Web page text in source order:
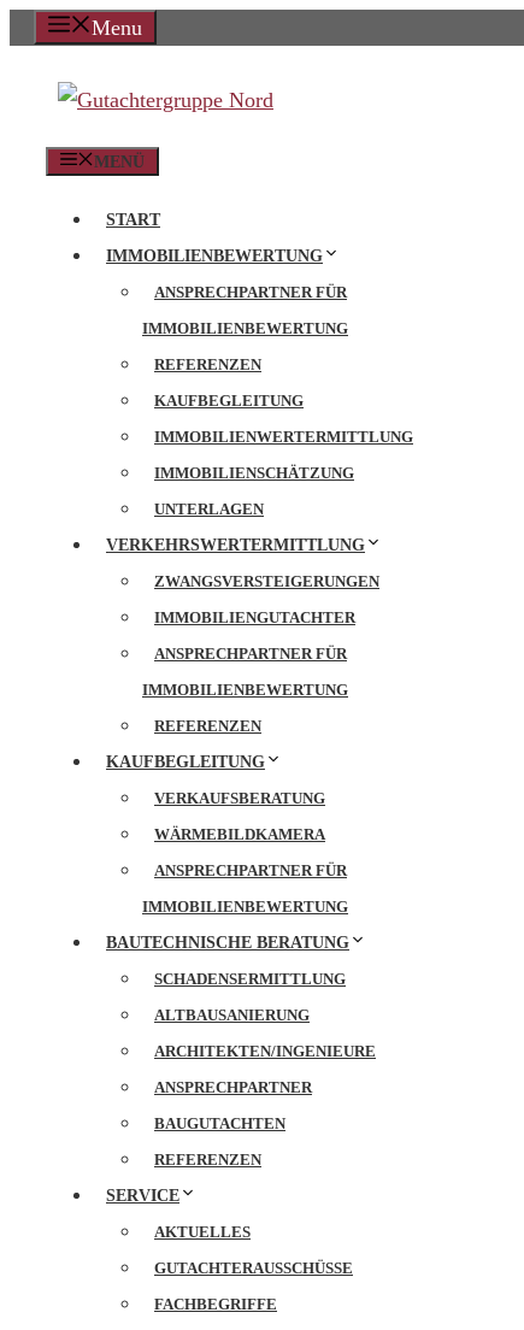
Zum
springen
Menu
MENÜ
START
IMMOBILIENBEWERTUNG
ANSPRECHPARTNER FÜR
IMMOBILIENBEWERTUNG
REFERENZEN
KAUFBEGLEITUNG
IMMOBILIENWERTERMITTLUNG
IMMOBILIENSCHÄTZUNG
UNTERLAGEN
VERKEHRSWERTERMITTLUNG
ZWANGSVERSTEIGERUNGEN
IMMOBILIENGUTACHTER
ANSPRECHPARTNER FÜR
IMMOBILIENBEWERTUNG
REFERENZEN
KAUFBEGLEITUNG
VERKAUFSBERATUNG
WÄRMEBILDKAMERA
ANSPRECHPARTNER FÜR
IMMOBILIENBEWERTUNG
BAUTECHNISCHE BERATUNG
SCHADENSERMITTLUNG
ALTBAUSANIERUNG
ARCHITEKTEN/INGENIEURE
ANSPRECHPARTNER
BAUGUTACHTEN
REFERENZEN
SERVICE
AKTUELLES
GUTACHTERAUSSCHÜSSE
FACHBEGRIFFE